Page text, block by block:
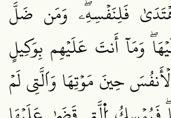
فَلِنَفۡسِهِۦۖ وَمَن ضَلَّ
وَمَآ أَنتَ عَلَيۡهِم بِوَكِيلٍ
حِينَ مَوۡتِهَا وَاَلَّتِي لَمۡ